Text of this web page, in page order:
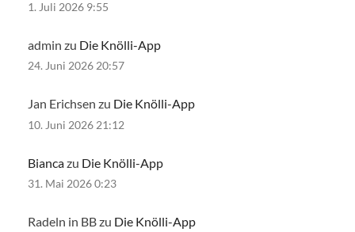
1. Juli 2026 9:55
admin zu Die Knölli-App
24. Juni 2026 20:57
Jan Erichsen zu Die Knölli-App
10. Juni 2026 21:12
Biancazu Die Knölli-App
31. Mai 2026 0:23
Radeln in BB zu Die Knölli-App